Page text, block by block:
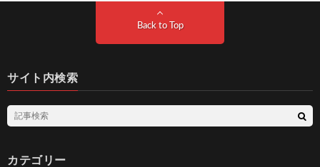
Back to Top
サイト内検索
カテゴリー